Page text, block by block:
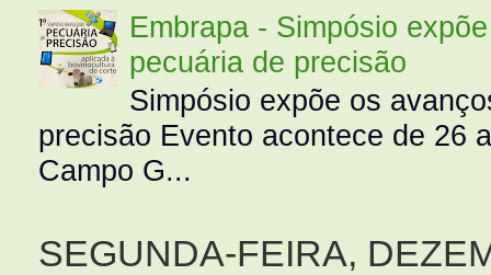
Embrapa - Simpósio
pecuária de precisão
Simpósio expõe os
precisão Evento acontece de 26
Campo G...
SEGUNDA-FEIRA,